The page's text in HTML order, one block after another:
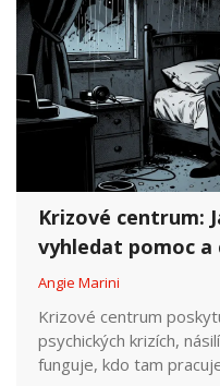
Krizové centrum:
vyhledat pomoc
Angie Marini
Krizové centrum
psychických krizích,
funguje, kdo tam